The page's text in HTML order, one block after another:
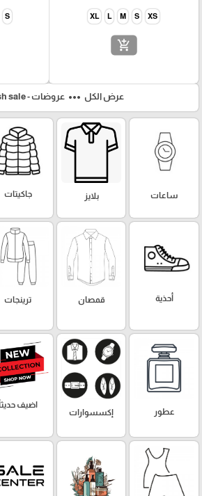
XS
S
M
L
XL
add_shopping_cart
S
عرض الكل more_horiz عروضات - flash sale
ساعات بلايز
جاكيتات
أحذية قمصان ترينجات
عطور إكسسوارات
اضيف